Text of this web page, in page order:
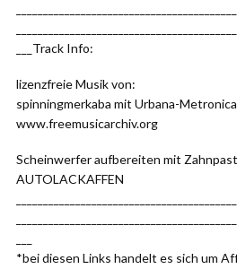
___Track Info:
lizenzfreie Musik von:
spinningmerkaba mit Urbana-
www.freemusicarchiv.org
Scheinwerfer aufbereiten mit
AUTOLACKAFFEN
*bei diesen Links handelt es sich um